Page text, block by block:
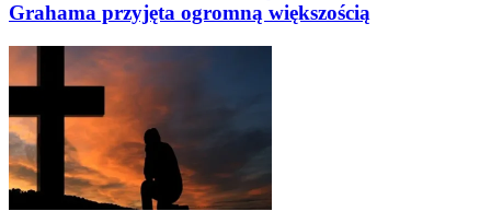
Grahama przyjęta ogromną większością